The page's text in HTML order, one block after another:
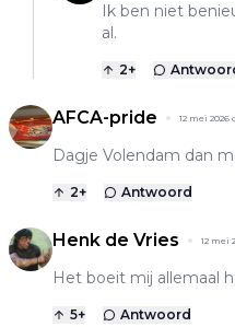
Ik ben niet
al.
2+
AFCA-pride 12 mei 2026
Dagje Volendam dan
2+ Antwoord
Henk de Vries 12 mei
Het boeit mij allemaal
5+ Antwoord